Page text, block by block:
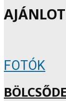
FOTÓK